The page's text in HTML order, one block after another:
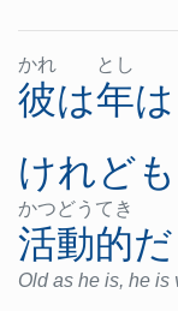
かれ
彼は
とし
年は
けれども
かつどう てき
活動的だ
Old as he is, he is